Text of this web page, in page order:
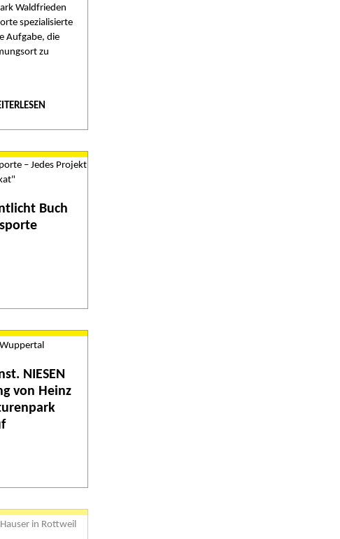
Waldfrieden
spezialisierte
Aufgabe, die
zu
Buch
NIESEN
von Heinz